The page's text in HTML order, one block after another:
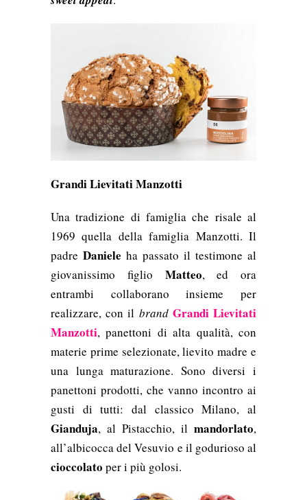
Grandi Lievitati Manzotti
Una tradizione di famiglia che risale al
1969 quella della famiglia Manzotti. Il
padre Daniele ha passato il testimone al
giovanissimo figlio Matteo, ed ora
entrambi collaborano insieme per
realizzare, con il brand Grandi Lievitati
Manzotti, panettoni di alta qualità, con
materie prime selezionate, lievito madre e
una lunga maturazione. Sono diversi i
panettoni prodotti, che vanno incontro ai
gusti di tutti: dal classico Milano, al
Gianduja, al Pistacchio, il mandorlato,
all’albicocca del Vesuvio e il godurioso al
cioccolato per i più golosi.